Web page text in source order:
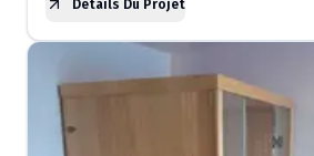
Détails Du Projet